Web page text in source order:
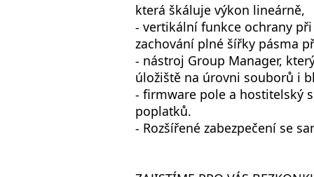
která škáluje výkon lineárně,
- vertikální funkce ochrany
zachování plné šířky pásma
- nástroj Group Manager,
úložiště na úrovni souborů i
- firmware pole a hostitelský
poplatků.
- Rozšířené zabezpečení se